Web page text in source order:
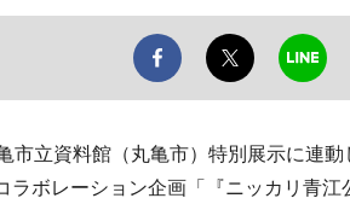
市立資料館（丸亀市）特別展示に連
ラボレーション企画「『ニッカリ青